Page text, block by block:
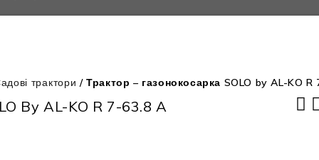
трактори /Трактор – газонокосарка SOLO by AL-KO R
By AL-KO R 7-63.8 A